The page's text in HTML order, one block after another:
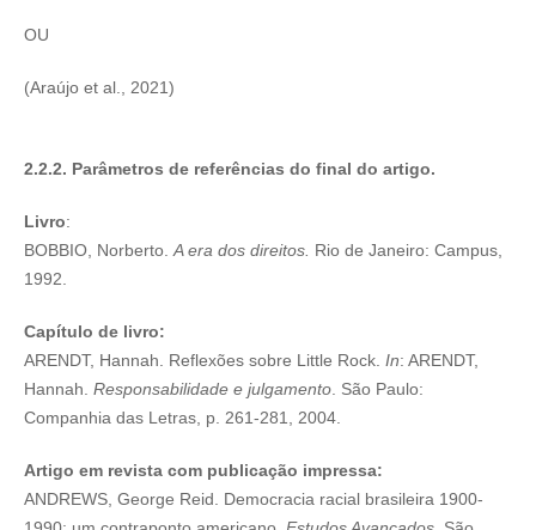
OU
(Araújo et al., 2021)
2.2.2. Parâmetros de referências do final do artigo.
Livro:
BOBBIO, Norberto.A era dos direitos. Rio de Janeiro: Campus,
1992.
Capítulo de livro:
ARENDT, Hannah. Reflexões sobre Little Rock. In: ARENDT,
Hannah. Responsabilidade e julgamento. São Paulo:
Companhia das Letras, p. 261-281, 2004.
Artigo em revista com publicação impressa:
ANDREWS, George Reid. Democracia racial brasileira 1900-